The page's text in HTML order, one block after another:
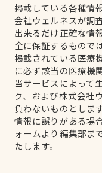
掲載している各種情
会社ウェルネスが調
出来るだけ正確な情
全に保証するもので
掲載されている医療
に必ず該当の医療機
当サービスによって
ク、および株式会社
負わないものとします
情報に誤りがある場
ォームより編集部ま
たします。